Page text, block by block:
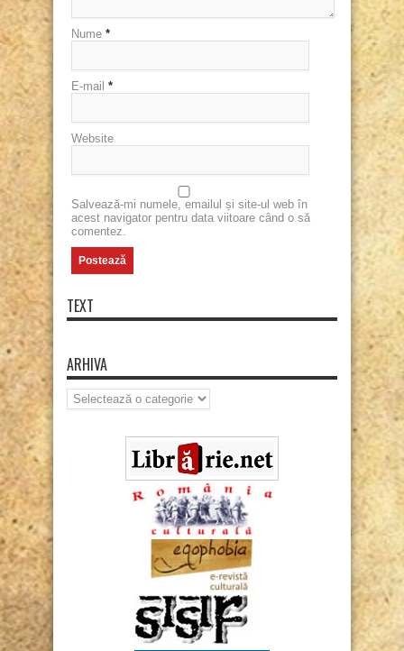
Nume *
E-mail *
Website
Salvează-mi numele, emailul și site-ul web în
acest navigator pentru data viitoare când o să
comentez.
TEXT
ARHIVA
Arhiva